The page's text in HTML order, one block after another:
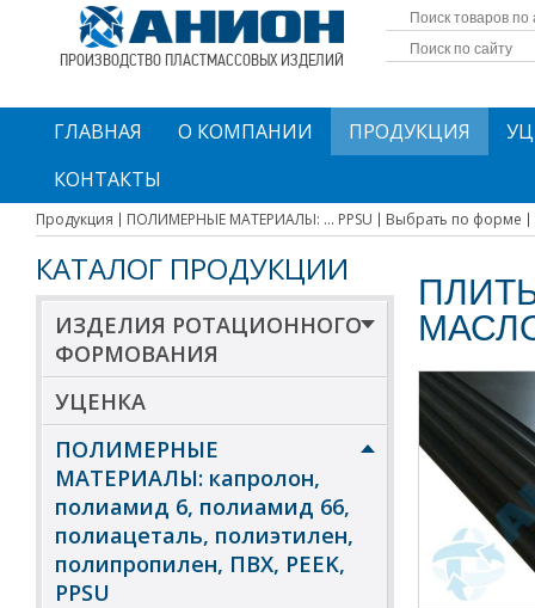
ПРОИЗВОДСТВО ПЛАСТМАССОВЫХ ИЗДЕЛИЙ
ГЛАВНАЯ О КОМПАНИИ ПРОДУКЦИЯ
КОНТАКТЫ
Продукция ПОЛИМЕРНЫЕ МАТЕРИАЛЫ: ... PPSU Выбрать по форме
КАТАЛОГ ПРОДУКЦИИ
ИЗДЕЛИЯ РОТАЦИОННОГО
ФОРМОВАНИЯ
УЦЕНКА
ПОЛИМЕРНЫЕ
МАТЕРИАЛЫ: капролон,
полиамид 6, полиамид 66,
полиацеталь, полиэтилен,
полипропилен, ПВХ, PEEK,
PPSU